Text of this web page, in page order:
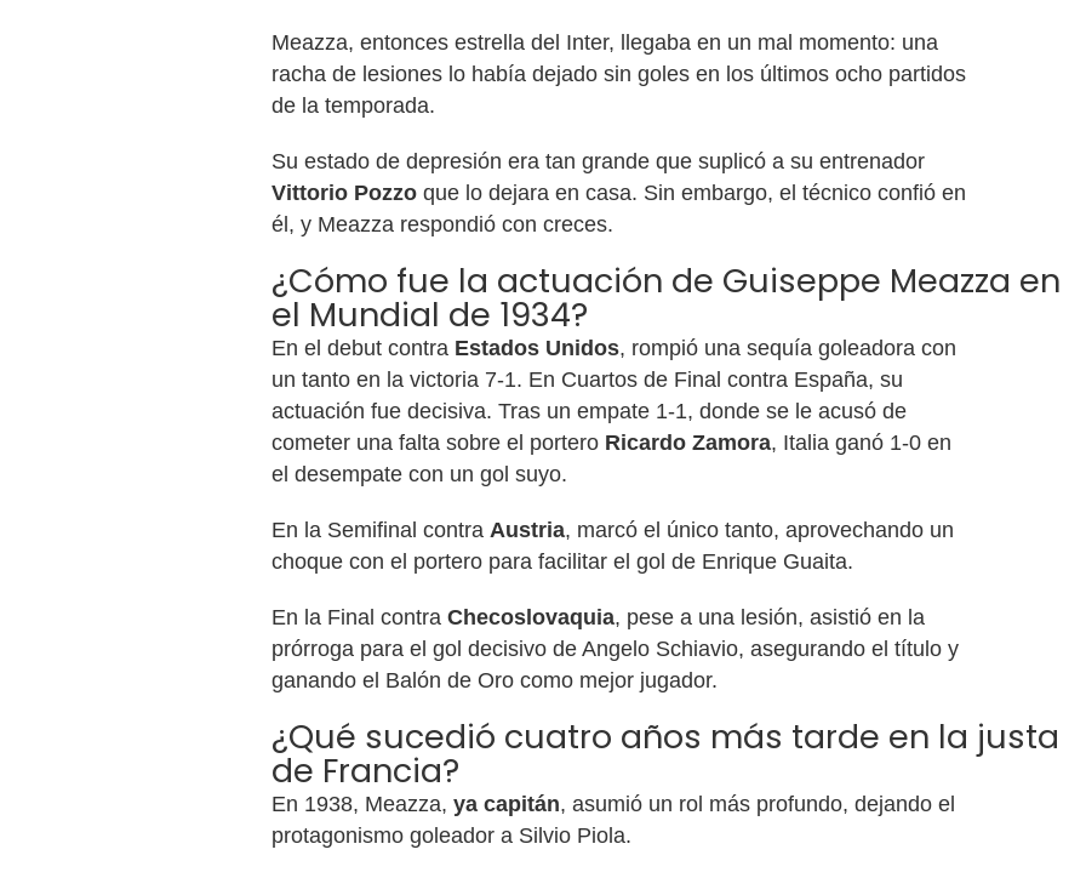
Meazza, entonces estrella del Inter, llegaba en un mal momento: una
racha de lesiones lo había dejado sin goles en los últimos ocho partidos
de la temporada.
Su estado de depresión era tan grande que suplicó a su entrenador
Vittorio Pozzo que lo dejara en casa. Sin embargo, el técnico confió en
él, y Meazza respondió con creces.
¿Cómo fue la actuación de Guiseppe Meazza en
el Mundial de 1934?
En el debut contra Estados Unidos, rompió una sequía goleadora con
un tanto en la victoria 7-1. En Cuartos de Final contra España, su
actuación fue decisiva. Tras un empate 1-1, donde se le acusó de
cometer una falta sobre el portero Ricardo Zamora, Italia ganó 1-0 en
el desempate con un gol suyo.
En la Semifinal contra Austria, marcó el único tanto, aprovechando un
choque con el portero para facilitar el gol de Enrique Guaita.
En la Final contra Checoslovaquia, pese a una lesión, asistió en la
prórroga para el gol decisivo de Angelo Schiavio, asegurando el título y
ganando el Balón de Oro como mejor jugador.
¿Qué sucedió cuatro años más tarde en la justa
de Francia?
En 1938, Meazza, ya capitán, asumió un rol más profundo, dejando el
protagonismo goleador a Silvio Piola.